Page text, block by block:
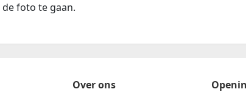
foto te gaan.
Over ons